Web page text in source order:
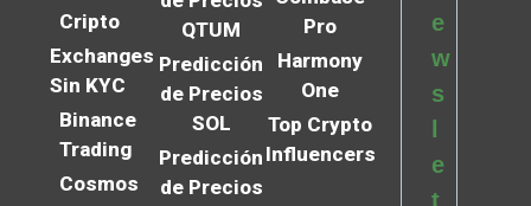
Cripto
Exchanges
Sin KYC
Binance
Trading
Cosmos
QTUM
Predicción
de Precios
SOL
Predicción
de Precios
Pro
Harmony
One
Top Crypto
Influencers
e
w
s
e
t